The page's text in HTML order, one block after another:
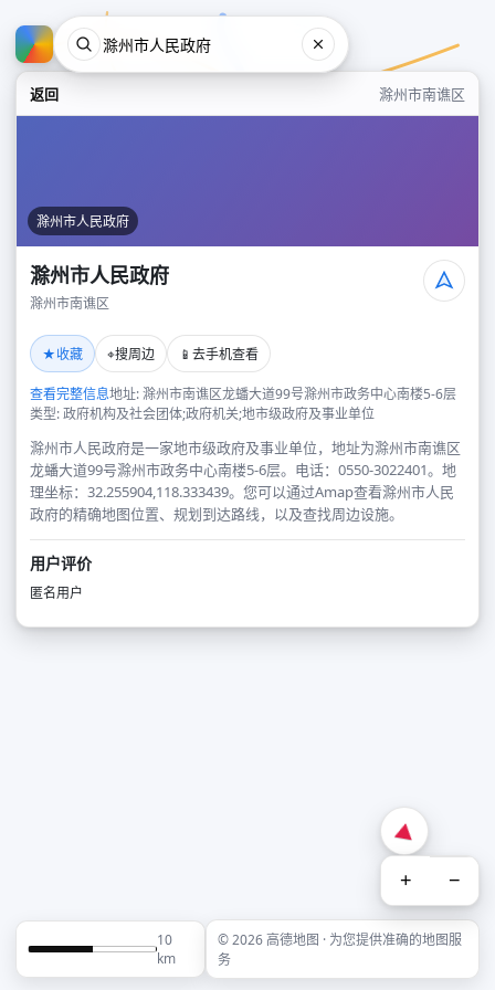
返回 滁州市南谯区
滁州市人民政府
滁州市人民政府
滁州市南谯区
★收藏 ⌖搜周边 📱 去手机查看
查看完整信息地址: 滁州市南谯区龙蟠大道99号滁州市政务中心南楼5-6层
类型: 政府机构及社会团体;政府机关;地市级政府及事业单位
滁州市人民政府是一家地市级政府及事业单位，地址为滁州市南谯区
龙蟠大道99号滁州市政务中心南楼5-6层。电话：0550-3022401。地
理坐标：32.255904,118.333439。您可以通过Amap查看滁州市人民
政府的精确地图位置、规划到达路线，以及查找周边设施。
用户评价
匿名用户
+ −
10
km
© 2026 高德地图 · 为您提供准确的地图服
务